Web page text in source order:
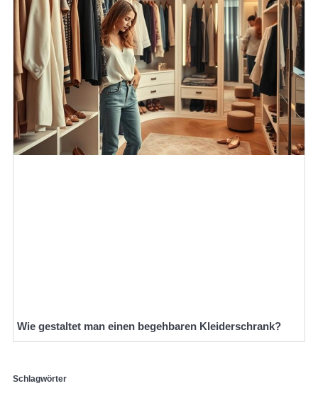
Wie gestaltet man einen begehbaren Kleiderschrank?
Schlagwörter